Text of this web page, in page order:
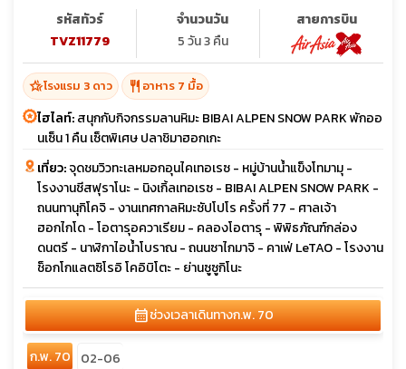
รหัสทัวร์
TVZ11779
จำนวนวัน
5 วัน 3 คืน
สายการบิน
hotel_classโรงแรม 3 ดาว restaurant อาหาร 7 มื้อ
ไฮไลท์:สนุกกับกิจกรรมลานหิมะ BIBAI ALPEN SNOW PARK พักออ
นเซ็น 1 คืน เซ็ตพิเศษ ปลาชิมาฮอกเกะ
เที่ยว:จุดชมวิวทะเลหมอกอุนไคเทอเรซ - หมู่บ้านน้ำแข็งโทมามุ -
โรงงานชีสฟุราโนะ - นิงเกิ้ลเทอเรซ - BIBAI ALPEN SNOW PARK -
ถนนทานุกิโคจิ - งานเทศกาลหิมะซัปโปโร ครั้งที่ 77 - ศาลเจ้า
ฮอกไกโด - โอตารุอควาเรียม - คลองโอตารุ - พิพิธภัณฑ์กล่อง
ดนตรี - นาฬิกาไอน้ำโบราณ - ถนนซาไกมาจิ - คาเฟ่ LeTAO - โรงงาน
ช็อกโกแลตซิโรอิ โคอิบิโตะ - ย่านซูซูกิโนะ
calendar_monthช่วงเวลาเดินทางก.พ. 70
ก.พ. 70 02-06